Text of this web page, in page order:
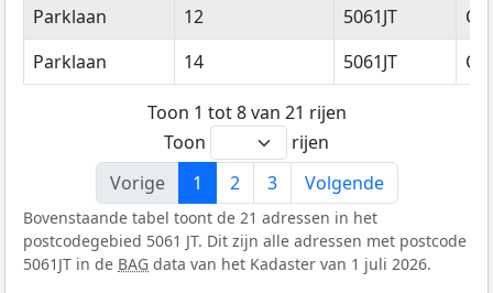
Parklaan 12 5061JT
Parklaan
14 5061JT
Toon 1 tot 8 van 21 rijen
Toon
rijen
Vorige
1 2 3 Volgende
Bovenstaande tabel toont de 21 adressen in het
postcodegebied 5061 JT. Dit zijn alle adressen met postcode
5061JT in de BAG data van het Kadaster van 1 juli 2026.